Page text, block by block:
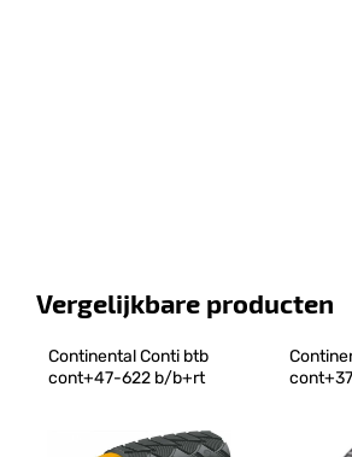
Vergelijkbare producten
Continental Conti btb
cont+47-622 b/b+rt